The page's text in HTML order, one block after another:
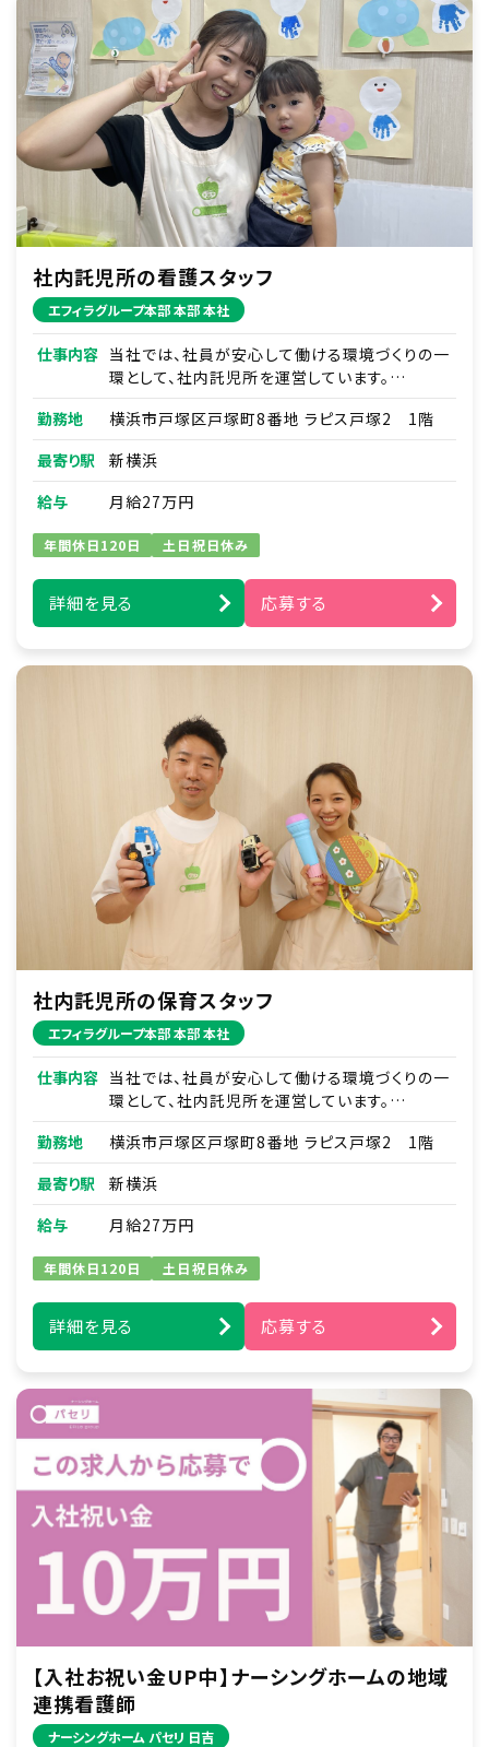
案
■事業計画の実行と管理
・各部門と連携した事業計画の進捗管理
・KPI（重要業績評価指標）の設定とモニタリング
■市場調査・分析
・業界動向、顧客動向、競合企業の調査
・経営判断に必要なデータ分析と報告
※ほかにもリスク管理やガバナンス強化など、経
営企画の幅広い領域に携われます。まずはあな
たの強みを活かせる仕事からお任せします。
社内託児所の看護スタッフ
エフィラグループ本部 本部 本社
仕事内容 当社では、社員が安心して働ける環境づくりの一
環として、社内託児所を運営しています。
子どもたち一人ひとりに寄り添い、働く親を支え
る保育を一緒に行っていただける看護師を募集
します。
・年齢に応じた保育・見守り
・生活習慣のサポート（食事・午睡・排泄など）
・保護者（社員）への連絡・コミュニケーション
※弊社が運営する保育園（企業主導型・認可保
育所）での勤務をお願いすることがあります。
勤務地
横浜市戸塚区戸塚町8番地 ラピス戸塚2 1階
最寄り駅
新横浜
給与
月給27万円
年間休日120日 土日祝日休み
詳細を見る 応募する
社内託児所の保育スタッフ
エフィラグループ本部 本部 本社
仕事内容 当社では、社員が安心して働ける環境づくりの一
環として、社内託児所を運営しています。
子どもたち一人ひとりに寄り添い、働く親を支え
る保育を一緒に行っていただける保育士を募集
します。
・年齢に応じた保育・見守り
・生活習慣のサポート（食事・午睡・排泄など）
・保護者（社員）への連絡・コミュニケーション
※弊社が運営する保育園（企業主導型・認可保
育所）での勤務をお願いすることがあります。
勤務地
横浜市戸塚区戸塚町8番地 ラピス戸塚2 1階
最寄り駅
新横浜
給与
月給27万円
年間休日120日 土日祝日休み
詳細を見る 応募する
【入社お祝い金UP中】ナーシングホームの地域
連携看護師
ナーシングホーム パセリ 日吉